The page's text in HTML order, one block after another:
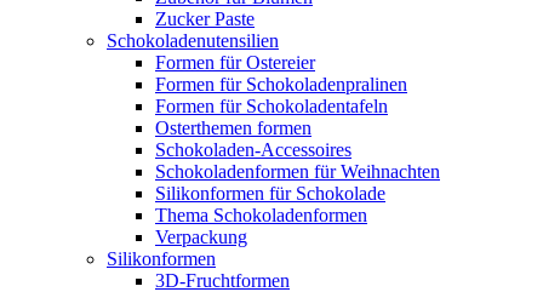
Zucker Paste
Schokoladenutensilien
Formen für Ostereier
Formen für Schokoladenpralinen
Formen für Schokoladentafeln
Osterthemen formen
Schokoladen-Accessoires
Schokoladenformen für Weihnachten
Silikonformen für Schokolade
Thema Schokoladenformen
Verpackung
Silikonformen
3D-Fruchtformen